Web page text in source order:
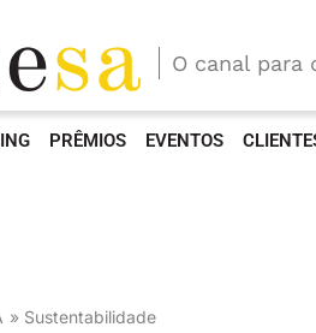
O canal para
PRÊMIOS EVENTOS
Sustentabilidade